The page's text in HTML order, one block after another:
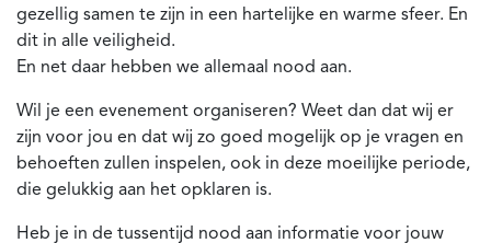
gezellig samen te zijn in een hartelijke en warme sfeer. En
dit in alle veiligheid.
En net daar hebben we allemaal nood aan.
Wil je een evenement organiseren? Weet dan dat wij er
zijn voor jou en dat wij zo goed mogelijk op je vragen en
behoeften zullen inspelen, ook in deze moeilijke periode,
die gelukkig aan het opklaren is.
Heb je in de tussentijd nood aan informatie voor jouw